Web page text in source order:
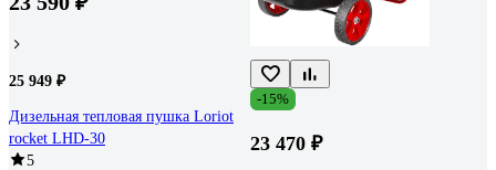
25 949 ₽
Дизельная тепловая пушка Loriot
rocket LHD-30
5
-15%
23 470 ₽